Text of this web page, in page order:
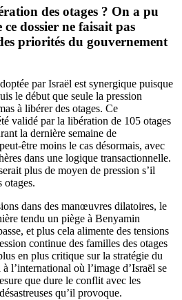
des otages ? On a pu
dossier ne faisait pas
priorités du gouvernement
par Israël est synergique puisque
le début que seule la pression
à libérer des otages. Ce
validé par la libération de 105 otages
la dernière semaine de
être moins le cas désormais, avec
dans une logique transactionnelle.
plus de moyen de pression s’il
otages.
dans des manœuvres dilatoires, le
tendu un piège à Benyamin
et plus cela alimente des tensions
continue des familles des otages
en plus critique sur la stratégie du
l’international où l’image d’Israël se
que dure le conflit avec les
qu’il provoque.